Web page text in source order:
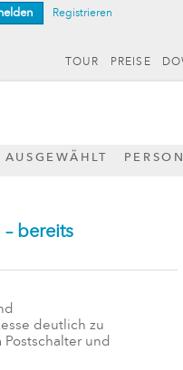
Registrieren
TOUR PREISE
bereits
deutlich zu
und